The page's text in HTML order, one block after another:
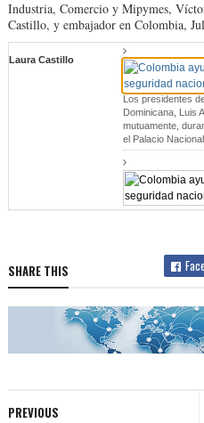
Industria, Comercio y Mipymes,
Castillo, y embajador en Colombia,
Los presidentes
Dominicana, Luis
mutuamente,
el Palacio
Laura Castillo
SHARE THIS
PREVIOUS